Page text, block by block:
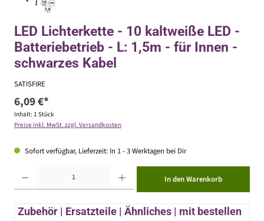
LED Lichterkette - 10 kaltweiße LED -
Batteriebetrieb - L: 1,5m - für Innen -
schwarzes Kabel
SATISFIRE
6,09 €*
Inhalt: 1 Stück
Preise inkl. MwSt. zzgl. Versandkosten
Sofort verfügbar, Lieferzeit: In 1 - 3 Werktagen bei Dir
In den Warenkorb
Zubehör | Ersatzteile | Ähnliches | mit bestellen